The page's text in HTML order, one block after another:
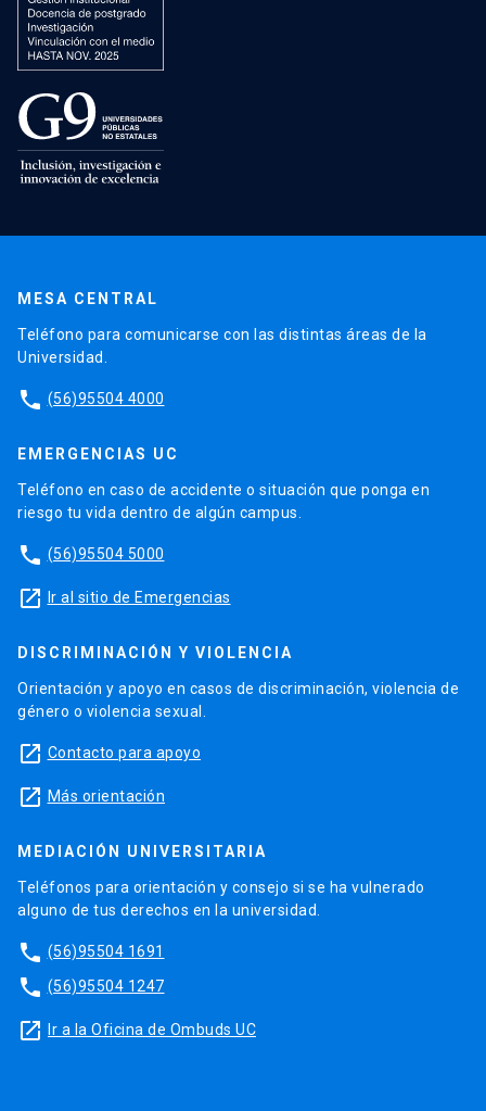
MESA CENTRAL
Teléfono para comunicarse con las distintas áreas de la
Universidad.
phone (56)95504 4000
EMERGENCIAS UC
Teléfono en caso de accidente o situación que ponga en
riesgo tu vida dentro de algún campus.
phone (56)95504 5000
launch Ir al sitio de Emergencias
DISCRIMINACIÓN Y VIOLENCIA
Orientación y apoyo en casos de discriminación, violencia de
género o violencia sexual.
launch Contacto para apoyo
launch Más orientación
MEDIACIÓN UNIVERSITARIA
Teléfonos para orientación y consejo si se ha vulnerado
alguno de tus derechos en la universidad.
phone (56)95504 1691
phone (56)95504 1247
launch Ir a la Oficina de Ombuds UC